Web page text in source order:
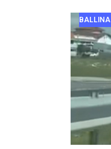
BALLINA